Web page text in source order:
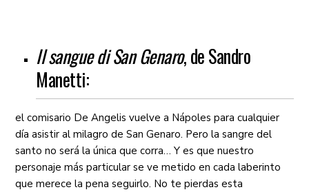
Il sangue di San Genaro, de Sandro
Manetti:
el comisario De Angelis vuelve a Nápoles para cualquier
día asistir al milagro de San Genaro. Pero la sangre del
santo no será la única que corra… Y es que nuestro
personaje más particular se ve metido en cada laberinto
que merece la pena seguirlo. No te pierdas esta